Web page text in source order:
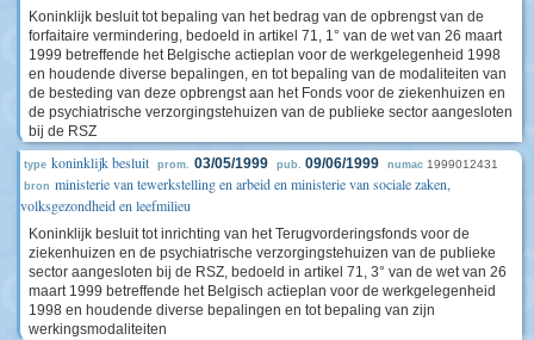
Koninklijk besluit tot bepaling van het bedrag van de opbrengst van de
forfaitaire vermindering, bedoeld in artikel 71, 1° van de wet van 26 maart
1999 betreffende het Belgische actieplan voor de werkgelegenheid 1998
en houdende diverse bepalingen, en tot bepaling van de modaliteiten van
de besteding van deze opbrengst aan het Fonds voor de ziekenhuizen en
de psychiatrische verzorgingstehuizen van de publieke sector aangesloten
bij de RSZ
type koninklijk besluit prom. 03/05/1999 pub. 09/06/1999 numac 1999012431
bron ministerie van tewerkstelling en arbeid en ministerie van sociale zaken,
volksgezondheid en leefmilieu
Koninklijk besluit tot inrichting van het Terugvorderingsfonds voor de
ziekenhuizen en de psychiatrische verzorgingstehuizen van de publieke
sector aangesloten bij de RSZ, bedoeld in artikel 71, 3° van de wet van 26
maart 1999 betreffende het Belgisch actieplan voor de werkgelegenheid
1998 en houdende diverse bepalingen en tot bepaling van zijn
werkingsmodaliteiten